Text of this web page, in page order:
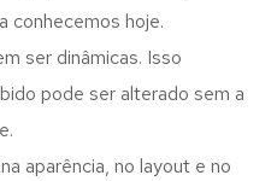
conhecemos hoje.
ser dinâmicas. Isso
pode ser alterado sem a
aparência, no layout e no